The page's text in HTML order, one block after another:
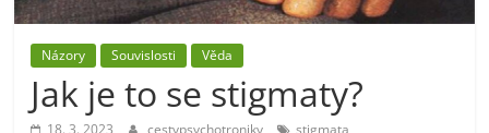
Názory Souvislosti Věda
Jak je to se stigmaty?